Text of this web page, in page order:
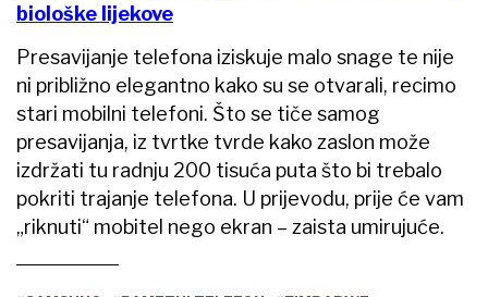
biološke lijekove
Presavijanje telefona iziskuje malo snage te nije
ni približno elegantno kako su se otvarali, recimo
stari mobilni telefoni. Što se tiče samog
presavijanja, iz tvrtke tvrde kako zaslon može
izdržati tu radnju 200 tisuća puta što bi trebalo
pokriti trajanje telefona. U prijevodu, prije će vam
„riknuti“ mobitel nego ekran – zaista umirujuće.